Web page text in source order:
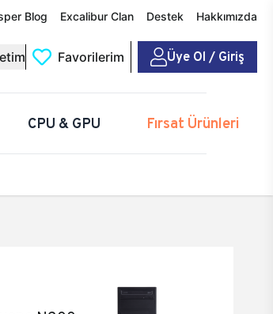
Blog Excalibur Clan Destek Hakkımızda
Favorilerim Üye Ol / Giriş
CPU & GPU Fırsat Ürünleri